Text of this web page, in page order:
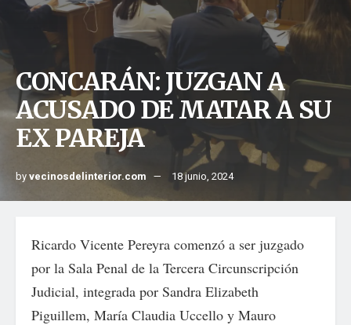
CONCARÁN: JUZGAN A
ACUSADO DE MATAR A SU
EX PAREJA
byvecinosdelinterior.com 18 junio, 2024
Ricardo Vicente Pereyra comenzó a ser juzgado
por la Sala Penal de la Tercera Circunscripción
Judicial, integrada por Sandra Elizabeth
Piguillem, María Claudia Uccello y Mauro